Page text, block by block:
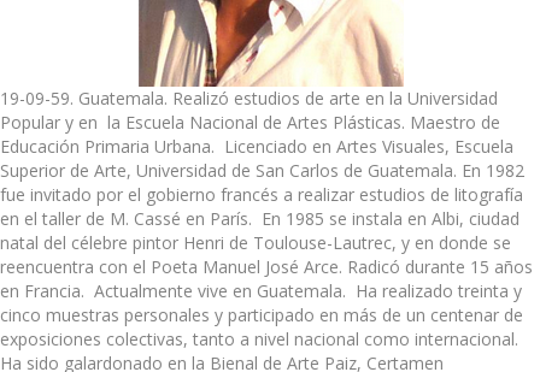
19-09-59. Guatemala. Realizó estudios de arte en la Universidad
Popular y en la Escuela Nacional de Artes Plásticas. Maestro de
Educación Primaria Urbana. Licenciado en Artes Visuales, Escuela
Superior de Arte, Universidad de San Carlos de Guatemala. En 1982
fue invitado por el gobierno francés a realizar estudios de litografía
en el taller de M. Cassé en París. En 1985 se instala en Albi, ciudad
natal del célebre pintor Henri de Toulouse-Lautrec, y en donde se
reencuentra con el Poeta Manuel José Arce. Radicó durante 15 años
en Francia. Actualmente vive en Guatemala. Ha realizado treinta y
cinco muestras personales y participado en más de un centenar de
exposiciones colectivas, tanto a nivel nacional como internacional.
Ha sido galardonado en la Bienal de Arte Paiz, Certamen